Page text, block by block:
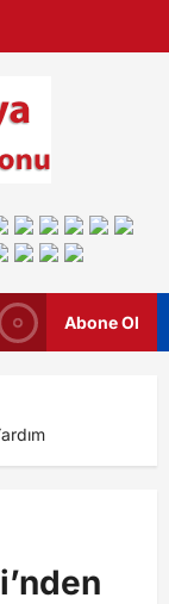
Abone Ol